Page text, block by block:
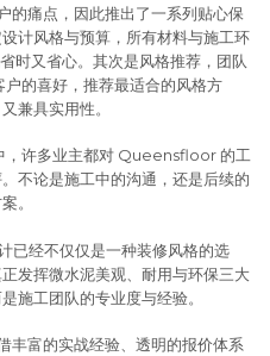
痛点，因此推出了一系列贴心保
计风格与预算，所有材料与施工环
又省心。其次是风格推荐，团队
户的喜好，推荐最适合的风格方
兼具实用性。
，许多业主都对 Queensfloor 的工
不论是施工中的沟通，还是后续的
。
已经不仅仅是一种装修风格的选
发挥微水泥美观、耐用与环保三大
施工团队的专业度与经验。
富的实战经验、透明的报价体系